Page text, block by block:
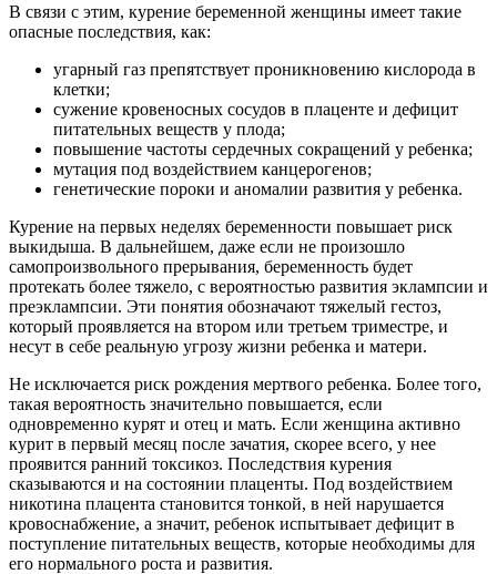
В связи с этим, курение беременной женщины имеет такие
опасные последствия, как:
угарный газ препятствует проникновению кислорода в
клетки;
сужение кровеносных сосудов в плаценте и дефицит
питательных веществ у плода;
повышение частоты сердечных сокращений у ребенка;
мутация под воздействием канцерогенов;
генетические пороки и аномалии развития у ребенка.
Курение на первых неделях беременности повышает риск
выкидыша. В дальнейшем, даже если не произошло
самопроизвольного прерывания, беременность будет
протекать более тяжело, с вероятностью развития эклампсии и
преэклампсии. Эти понятия обозначают тяжелый гестоз,
который проявляется на втором или третьем триместре, и
несут в себе реальную угрозу жизни ребенка и матери.
Не исключается риск рождения мертвого ребенка. Более того,
такая вероятность значительно повышается, если
одновременно курят и отец и мать. Если женщина активно
курит в первый месяц после зачатия, скорее всего, у нее
проявится ранний токсикоз. Последствия курения
сказываются и на состоянии плаценты. Под воздействием
никотина плацента становится тонкой, в ней нарушается
кровоснабжение, а значит, ребенок испытывает дефицит в
поступление питательных веществ, которые необходимы для
его нормального роста и развития.